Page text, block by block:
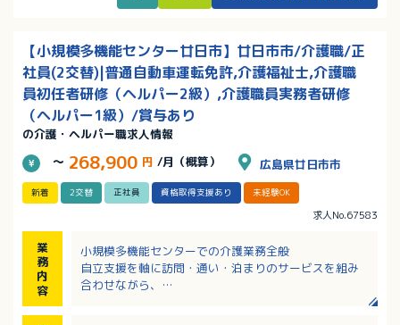
【小規模多機能センター廿日市】廿日市市/介護職/正
社員(2交替)|普通自動車運転免許,介護福祉士,介護職
員初任者研修（ヘルパー2級）,介護職員実務者研修
（ヘルパー1級）/賞与あり
の介護・ヘルパー職求人情報
～ 268,900 円 /月（概算） 広島県廿日市市
新着 2交替 正社員 資格取得支援あり 未経験OK
求人No.67583
業
務
内
容
小規模多機能センターでの介護業務全般
自立支援を軸に訪問・通い・泊まりのサービスを組み
合わせながら、